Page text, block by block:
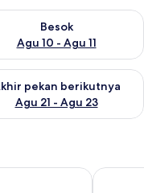
9 - Agu 10
Besok
Agu 10 - Agu 11
ketersediaan untuk
Agu 14 - Agu 16
pekan berikutnya
Agu 21 - Agu 23
ketersediaan untuk